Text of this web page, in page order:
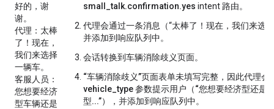
好的，谢
谢。
代理 ：太棒
了！现在，
我们来选择
一辆车。
客服人员 ：
您想要经济
型车辆还是
small_talk.confirmation.yes intent 路由。
代理会通过一条消息（“太棒了！现在，我们来选
并添加到响应队列中。
会话转换到车辆消除歧义页面。
“车辆消除歧义”页面表单未填写完整，因此代理会
vehicle_type参数提示用户（“您想要经济型还是
型...”）， 并添加到响应队列中。